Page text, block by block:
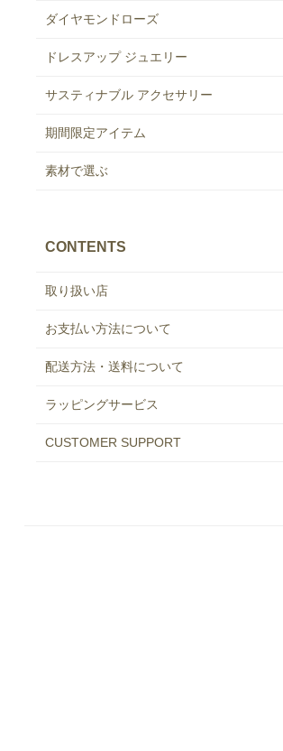
ダイヤモンドローズ
ドレスアップ ジュエリー
サスティナブル アクセサリー
期間限定アイテム
素材で選ぶ
CONTENTS
取り扱い店
お支払い方法について
配送方法・送料について
ラッピングサービス
CUSTOMER SUPPORT